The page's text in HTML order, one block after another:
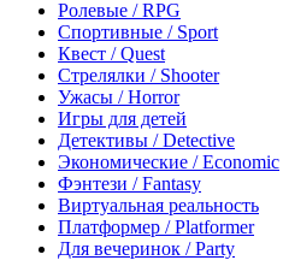
Ролевые / RPG
Спортивные / Sport
Квест / Quest
Стрелялки / Shooter
Ужасы / Horror
Игры для детей
Детективы / Detective
Экономические / Economic
Фэнтези / Fantasy
Виртуальная реальность
Платформер / Platformer
Для вечеринок / Party